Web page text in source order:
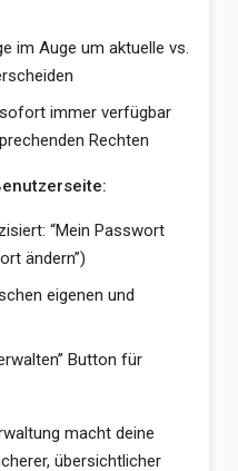
im Auge um aktuelle vs.
immer verfügbar
Rechten
“Mein Passwort
ändern”)
eigenen und
Button für
macht deine
übersichtlicher